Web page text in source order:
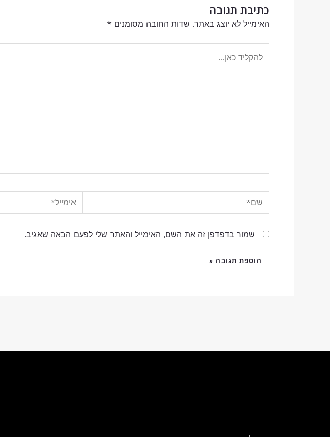
כתיבת תגובה
האימייל לא יוצג באתר. שדות החובה מסומנים *
שם* אימייל*
שמור בדפדפן זה את השם, האימייל והאתר שלי לפעם הבאה שאגיב.